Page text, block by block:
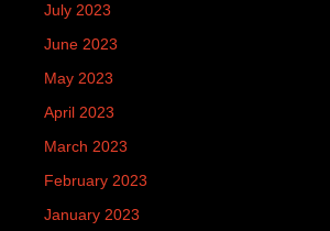
July 2023
June 2023
May 2023
April 2023
March 2023
February 2023
January 2023